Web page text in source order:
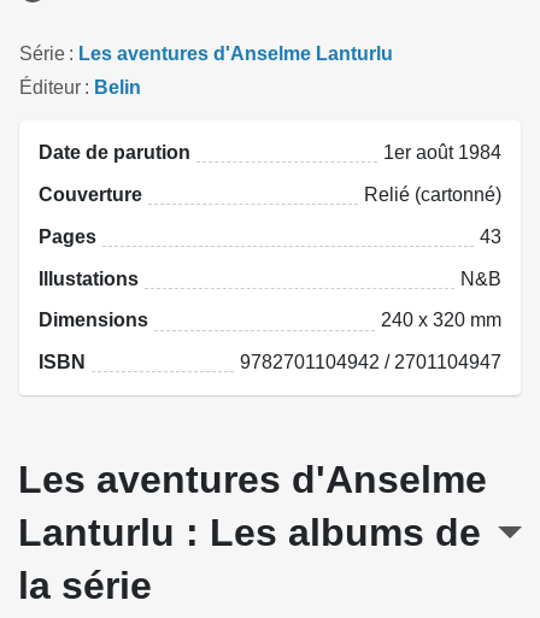
Série
Les aventures d'Anselme Lanturlu
Éditeur
Belin
Date de parution 1er août 1984
Couverture Relié (cartonné)
Pages 43
Illustations N&B
Dimensions 240 x 320 mm
ISBN 9782701104942 / 2701104947
Les aventures d'Anselme
Lanturlu : Les albums de
la série